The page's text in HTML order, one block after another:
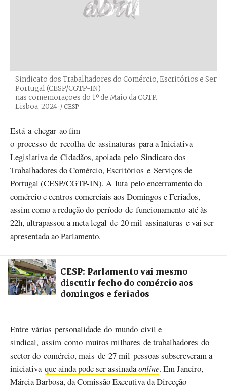
Sindicato dos Trabalhadores do Comércio, Escritórios e
Portugal (CESP/CGTP-IN)
nas comemorações do 1.º de Maio da CGTP.
Lisboa, 2024 Créditos
/ CESP
Está a chegar ao fim
o processo de recolha de assinaturas para a Iniciativa
Legislativa de Cidadãos, apoiada pelo Sindicato dos
Trabalhadores do Comércio, Escritórios e Serviços de
Portugal (CESP/CGTP-IN). A luta pelo encerramento do
comércio e centros comerciais aos Domingos e Feriados,
assim como a redução do período de funcionamento até às
22h, ultrapassou a meta legal de 20 mil assinaturas e vai ser
apresentada ao Parlamento.
CESP: Parlamento vai mesmo
discutir fecho do comércio aos
domingos e feriados
Entre várias personalidade do mundo civil e
sindical, assim como muitos milhares de trabalhadores do
sector do comércio, mais de 27 mil pessoas subscreveram a
iniciativa que ainda pode ser assinadaonline. Em Janeiro,
Márcia Barbosa, da Comissão Executiva da Direcção